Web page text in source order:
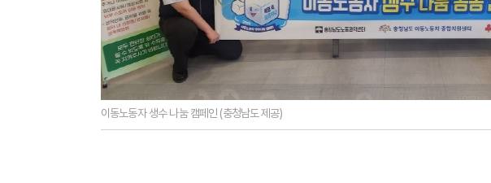
이동노동자 생수 나눔 캠페인 (충청남도 제공)